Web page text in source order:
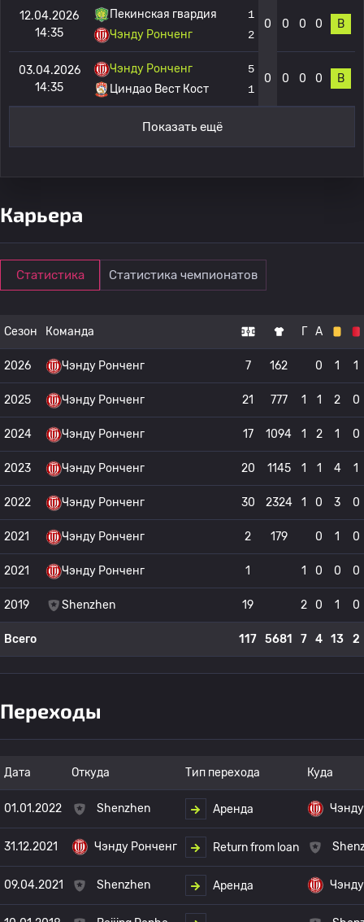
12.04.2026
14:35
Пекинская гвардия
Чэнду Ронченг
1
2
0 0 0 0 В
03.04.2026
14:35
Чэнду Ронченг
Циндао Вест Кост
5
1
0 0 0 0 В
Показать ещё
Карьера
Статистика Статистика чемпионатов
Сезон Команда Г А
2026 Чэнду Ронченг 7 162 0 1 1
2025 Чэнду Ронченг 21 777 1 1 2 0
2024 Чэнду Ронченг 17 1094 1 2 1 0
2023 Чэнду Ронченг 20 1145 1 1 4 1
2022 Чэнду Ронченг 30 2324 1 0 3 0
2021 Чэнду Ронченг 2 179 0 1 0
2021 Чэнду Ронченг 1 1 0 0 0
2019 Shenzhen 19 2 0 1 0
Всего 117 5681 7 4 13 2
Переходы
Дата Откуда Тип перехода Куда
01.01.2022 Shenzhen Аренда
31.12.2021 Чэнду Ронченг Return from loan
09.04.2021 Shenzhen Аренда